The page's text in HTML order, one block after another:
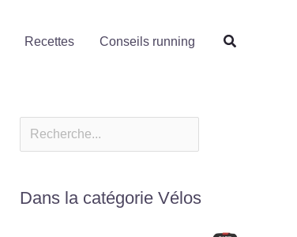
Recettes Conseils running
Dans la catégorie Vélos